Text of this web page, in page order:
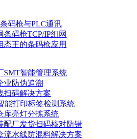
码枪与PLC通讯
条码枪TCP/IP组网
态王的条码枪应用
SMT智能管理系统
业防伪追溯
扫码解决方案
能打印标签检测系统
库亮灯分拣系统
配厂发货扫码核对防错
流水线防混料解决方案